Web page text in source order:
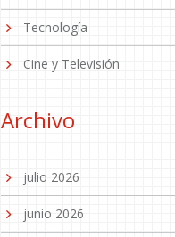
Tecnología
Cine y Televisión
Archivo
julio 2026
junio 2026